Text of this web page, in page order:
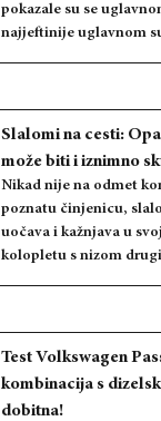
pokazale su se
najjeftinije uglavnom
Slalomi na cesti:
može biti i iznimno
Nikad nije na odmet
poznatu činjenicu,
uočava i kažnjava u
kolopletu s nizom
Test Volkswagen
kombinacija s
dobitna!